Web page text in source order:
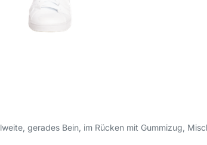
gerades Bein, im Rücken mit Gummizug,